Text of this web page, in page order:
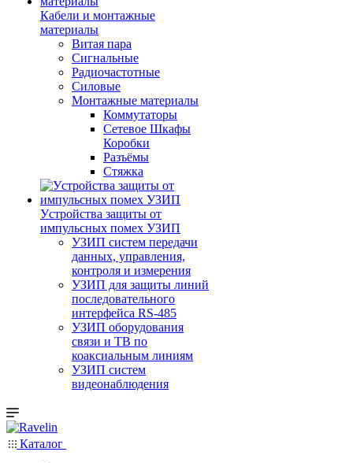
Кабели и монтажные
материалы
Витая пара
Сигнальные
Радиочастотные
Силовые
Монтажные материалы
Коммутаторы
Сетевое Шкафы
Коробки
Разъёмы
Стяжка
Уcтройства защиты от
импульсных помех УЗИП
УЗИП систем передачи
данных, управления,
контроля и измерения
УЗИП для защиты линий
последовательного
интерфейса RS-485
УЗИП оборудования
связи и ТВ по
коаксиальным линиям
УЗИП систем
видеонаблюдения
Каталог